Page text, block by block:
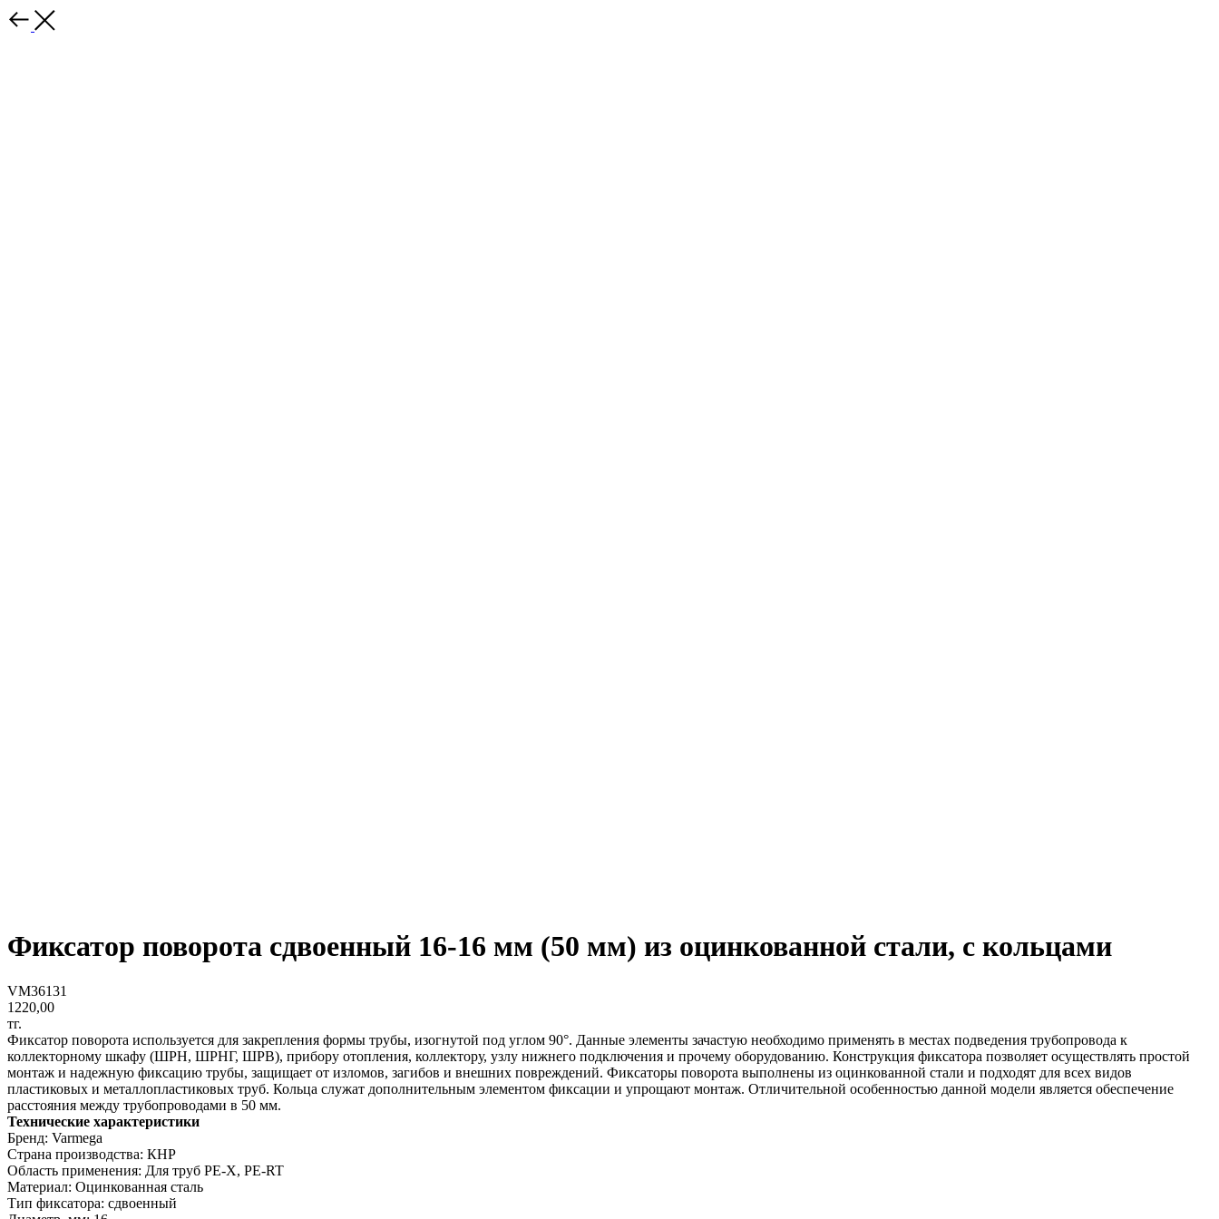
Фиксатор поворота сдвоенный 16-16 мм (50 мм) из оцинкованной стали, с кольцами
VM36131
1220,00
тг.
Фиксатор поворота используется для закрепления формы трубы, изогнутой под углом 90°. Данные элементы зачастую необходимо применять в местах подведения трубопровода к
коллекторному шкафу (ШРН, ШРНГ, ШРВ), прибору отопления, коллектору, узлу нижнего подключения и прочему оборудованию. Конструкция фиксатора позволяет осуществлять простой
монтаж и надежную фиксацию трубы, защищает от изломов, загибов и внешних повреждений. Фиксаторы поворота выполнены из оцинкованной стали и подходят для всех видов
пластиковых и металлопластиковых труб. Кольца служат дополнительным элементом фиксации и упрощают монтаж. Отличительной особенностью данной модели является обеспечение
расстояния между трубопроводами в 50 мм.
Технические характеристики
Бренд: Varmega
Страна производства: КНР
Область применения: Для труб PE-X, PE-RT
Материал: Оцинкованная сталь
Тип фиксатора: сдвоенный